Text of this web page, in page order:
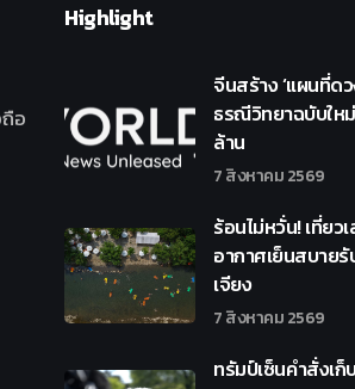
อ
Highlight
จีนสร้าง ‘แผนที่ด
ธรณีวิทยาฉบับให
ล้าน
7 สิงหาคม 2569
ร้อนไม่หวั่น! เที่ยว
อากาศเย็นสบายรั
เจียง
7 สิงหาคม 2569
ทรัมป์เซ็นคำสั่งเก็